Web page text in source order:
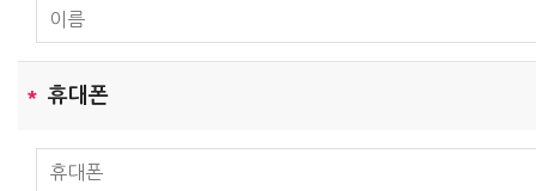
* 휴대폰